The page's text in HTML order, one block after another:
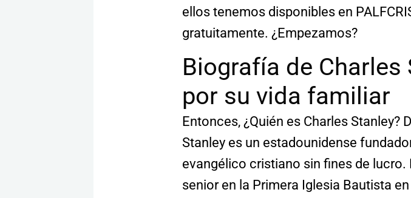
ellos tenemos disponibles en
gratuitamente. ¿Empezamos?
Biografía de
por su vida familiar
Entonces, ¿Quién es Charles Stanley?
Stanley es un estadounidense
evangélico cristiano sin fines de lucro.
senior en la Primera Iglesia Bautista